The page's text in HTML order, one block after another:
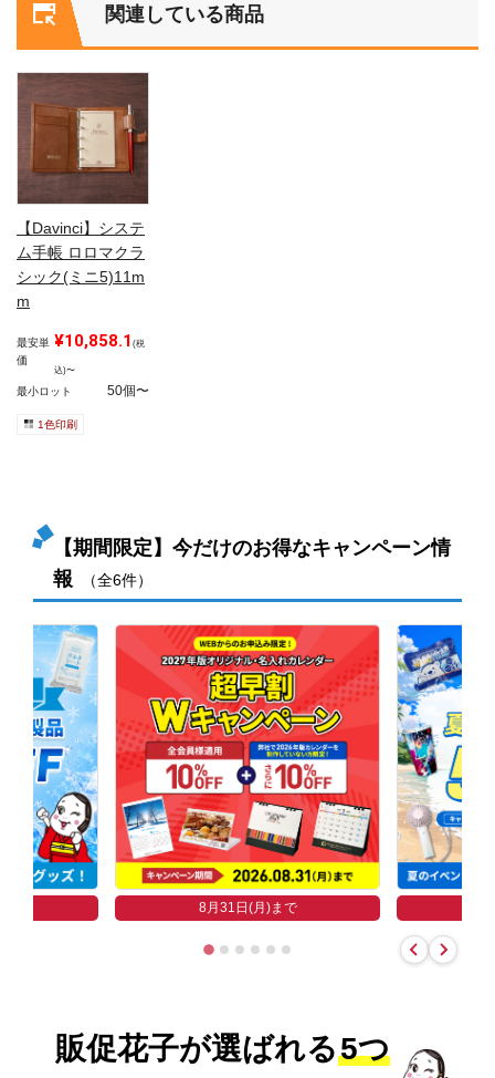
関連している商品
【Davinci】システ
ム手帳 ロロマクラ
シック(ミニ5)11m
m
最安単
価
¥10,858.1(税
込)〜
最小ロット 50個〜
1色印刷
【期間限定】今だけのお得なキャンペーン情
報
（全6件）
8月31日(月)まで
販促花子が選ばれる5つ